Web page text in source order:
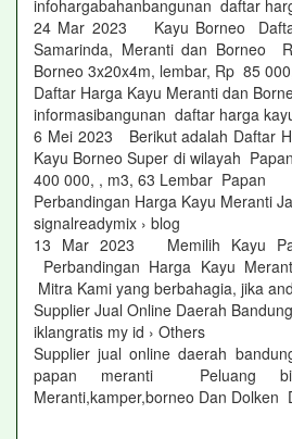
infohargabahanbangunan daftar
24 Mar 2023 Kayu Borneo
Samarinda, Meranti dan
Borneo 3x20x4m, lembar, Rp 85
Daftar Harga Kayu Meranti dan
informasibangunan daftar harga
6 Mei 2023 Berikut adalah Daftar
Kayu Borneo Super di wilayah
400 000, , m3, 63 Lembar Papan
Perbandingan Harga Kayu Meranti
signalreadymix › blog
13 Mar 2023 Memilih Kayu
Perbandingan Harga Kayu
Mitra Kami yang berbahagia, jika
Supplier Jual Online Daerah
iklangratis my id › Others
Supplier jual online daerah
papan meranti Peluang
Meranti,kamper,borneo Dan Dolken